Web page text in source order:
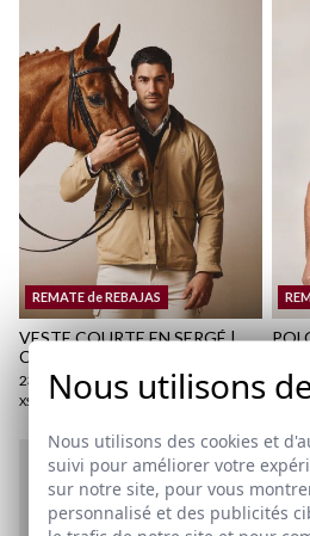
REMATE de REBAJAS
VESTE COURTE EN SERGÉ |
CAMEL
23,95 € / 59,95 €
XS M L XL 2XL
XS S
Nous utilisons
Nous utilisons des cookies et
suivi pour améliorer votre
sur notre site, pour vous
personnalisé et des publicités